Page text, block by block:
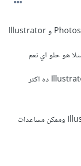
هو حلو اي نعم
بس Illustrator احلى وفيه امكانيات اكتر وIllustrator ده اكتر
فلو انتي في مجال التصميم تستخدمي Illustrator وممكن مساعدات